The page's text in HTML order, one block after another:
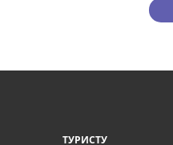
ТУРИСТУ